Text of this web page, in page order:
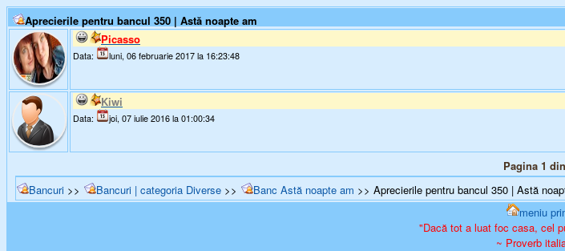
Aprecierile pentru bancul 350 | Astă noapte am
Picasso
Data: luni, 06 februarie 2017 la 16:23:48
Kiwi
Data: joi, 07 iulie 2016 la 01:00:34
Pagina 1
Bancuri >> Bancuri | categoria Diverse >> Banc Astă noapte am >> Aprecierile pentru bancul 350 | Astă
meniu
"Dacă tot a luat foc casa, cel
~ Proverb